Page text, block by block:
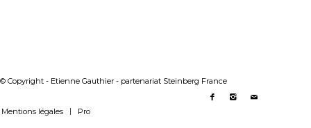
© Copyright - Etienne Gauthier - partenariat Steinberg France
Mentions légales Pro